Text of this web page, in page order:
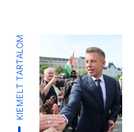
KIEMELT TARTALOM